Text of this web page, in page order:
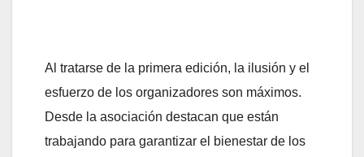
Al tratarse de la primera edición, la ilusión y el
esfuerzo de los organizadores son máximos.
Desde la asociación destacan que están
trabajando para garantizar el bienestar de los